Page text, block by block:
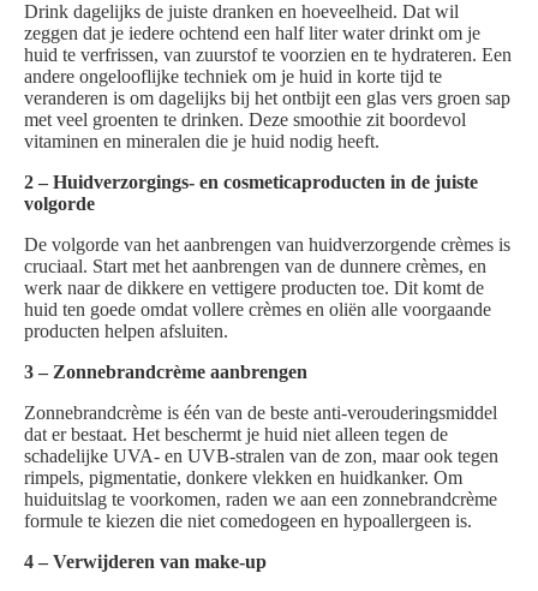
Drink dagelijks de juiste dranken en hoeveelheid. Dat wil
zeggen dat je iedere ochtend een half liter water drinkt om je
huid te verfrissen, van zuurstof te voorzien en te hydrateren. Een
andere ongelooflijke techniek om je huid in korte tijd te
veranderen is om dagelijks bij het ontbijt een glas vers groen sap
met veel groenten te drinken. Deze smoothie zit boordevol
vitaminen en mineralen die je huid nodig heeft.
2 – Huidverzorgings- en cosmeticaproducten in de juiste
volgorde
De volgorde van het aanbrengen van huidverzorgende crèmes is
cruciaal. Start met het aanbrengen van de dunnere crèmes, en
werk naar de dikkere en vettigere producten toe. Dit komt de
huid ten goede omdat vollere crèmes en oliën alle voorgaande
producten helpen afsluiten.
3 – Zonnebrandcrème aanbrengen
Zonnebrandcrème is één van de beste anti-verouderingsmiddel
dat er bestaat. Het beschermt je huid niet alleen tegen de
schadelijke UVA- en UVB-stralen van de zon, maar ook tegen
rimpels, pigmentatie, donkere vlekken en huidkanker. Om
huiduitslag te voorkomen, raden we aan een zonnebrandcrème
formule te kiezen die niet comedogeen en hypoallergeen is.
4 – Verwijderen van make-up